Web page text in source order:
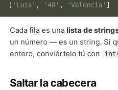
[ 'Luis' , '40' , 'Valencia' ]
Cada fila es una lista de
un número — es un string. Si
entero, conviértelo tú con
Saltar la cabecera